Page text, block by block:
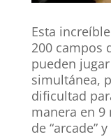
Esta
200 campos
pueden
simultánea,
dificultad
manera en
de “arcade”